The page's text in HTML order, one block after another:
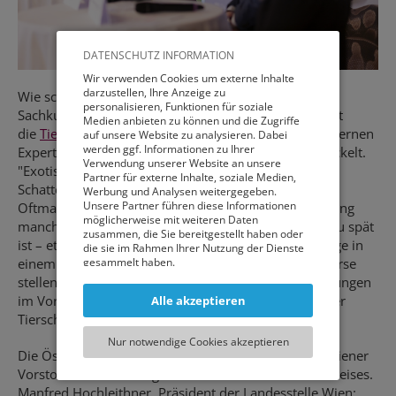
DATENSCHUTZ INFORMATION
Wir verwenden Cookies um externe Inhalte
darzustellen, Ihre Anzeige zu
personalisieren, Funktionen für soziale
Medien anbieten zu können und die Zugriffe
auf unsere Website zu analysieren. Dabei
werden ggf. Informationen zu Ihrer
Verwendung unserer Website an unsere
Partner für externe Inhalte, soziale Medien,
Werbung und Analysen weitergegeben.
Unsere Partner führen diese Informationen
möglicherweise mit weiteren Daten
zusammen, die Sie bereitgestellt haben oder
die sie im Rahmen Ihrer Nutzung der Dienste
gesammelt haben.
Sie können entweder allen externen Services
und damit Verbundenen Cookies zustimmen,
oder lediglich jenen die für die korrekte
notwendig sind. Beachten Sie, dass bei der
Wahl der zweiten Möglichkeit ggf. nicht alle
Alle akzeptieren
Nur notwendige Cookies akzeptieren
Wie schon bei der Hunde-Kunde, dem Wiener
Sachkundenachweis für neue Hundehalter*innen, hat
die Tierschutzombudsstelle Wiengemeinsam mit externen
Expert*innen die Inhalte für die Exoten-Kunde entwickelt.
"Exotische Wildtiere in Privathaltung führen ein
Schattendasein in den österreichischen Haushalten.
Oftmals wird ihre Existenz und auch die Überforderung
mancher Halter*innen erst dann bemerkt, wenn es zu spät
ist – etwa, wenn wieder mal eine ausgesetzte Schlange in
einem Wiener Park gefunden wird. Die Sachkundekurse
stellen eine große Chance dar, unüberlegte Anschaffungen
im Vorfeld zu verhindern", sagt Eva Persy, Leiterin der
Tierschutzombudsstelle Wien.
Die Österreichische Tierärztekammer begrüßt den Wiener
Vorstoß zur Einführung des Exoten-Sachkundenachweises.